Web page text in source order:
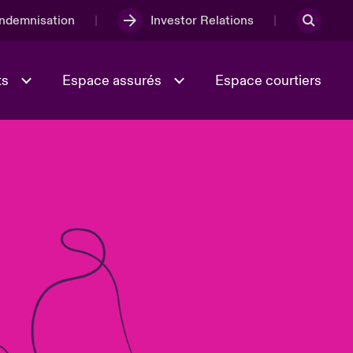
Investor Relations
Full Spectrum Cyber
Les Incidents Cybers qui auraient
pu être évités
Espace assurés Espace courtiers